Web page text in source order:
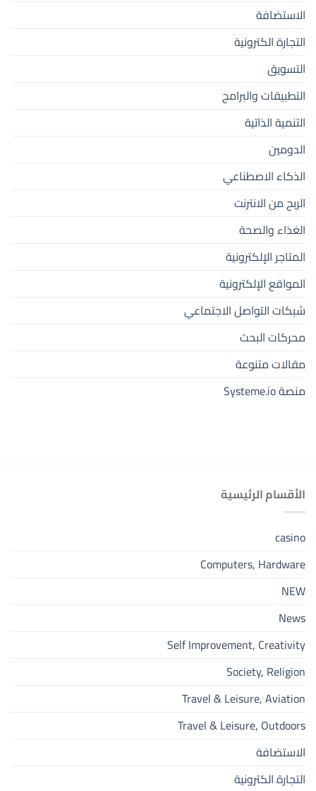
الاستضافة
التجارة الكترونية
التسويق
التطبيقات والبرامج
التنمية الذاتية
الدومين
الذكاء الاصطناعي
الربح من الانترنت
الغذاء والصحة
المتاجر الإلكترونية
المواقع الإلكترونية
شبكات التواصل الاجتماعي
محركات البحث
مقالات متنوعة
منصة Systeme.io
الأقسام الرئيسية
casino
Computers, Hardware
NEW
News
Self Improvement, Creativity
Society, Religion
Travel & Leisure, Aviation
Travel & Leisure, Outdoors
الاستضافة
التجارة الكترونية